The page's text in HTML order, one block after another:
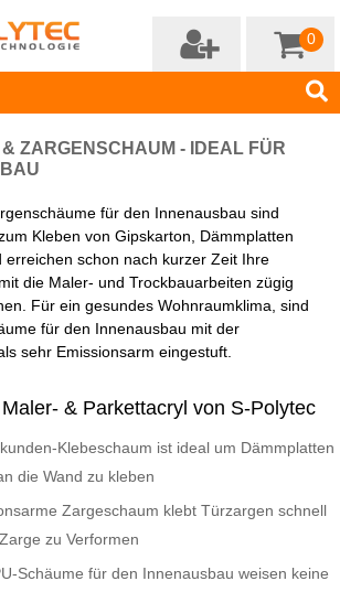
0
ZARGENSCHAUM - IDEAL FÜR
für den Innenausbau sind
Kleben von Gipskarton, Dämmplatten
erreichen schon nach kurzer Zeit Ihre
die Maler- und Trockbauarbeiten zügig
Für ein gesundes Wohnraumklima, sind
für den Innenausbau mit der
sehr Emissionsarm eingestuft.
& Parkettacryl von S-Polytec
Klebeschaum ist ideal um Dämmplatten
die Wand zu kleben
Zargeschaum klebt Türzargen schnell
zu Verformen
Schäume für den Innenausbau weisen keine